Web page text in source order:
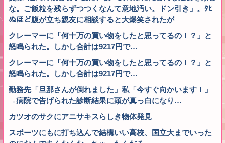
な。ご飯粒を残らずつつくなんて意地汚い。ドン引き」。ﾀﾋ
ぬほど腹が立ち親友に相談すると大爆笑されたが
クレーマーに「何十万の買い物をしたと思ってるの！？」と
怒鳴られた。しかし合計は9217円で…
クレーマーに「何十万の買い物をしたと思ってるの！？」と
怒鳴られた。しかし合計は9217円で…
勤務先「旦那さんが倒れました」私「今すぐ向かいます！」
→病院で告げられた診断結果に頭が真っ白になり…
カツオのサクにアニサキスらしき物体発見
スポーツにもに打ち込んで結構いい高校、国立大までいった